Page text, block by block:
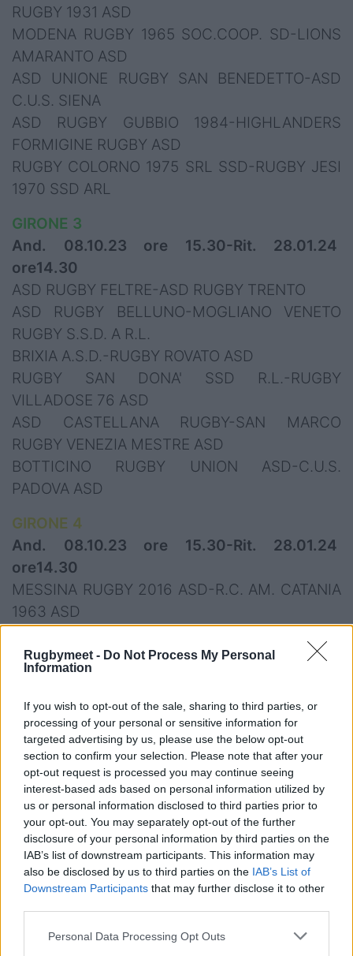
Rugbymeet - Do Not Process My Personal
Information
If you wish to opt-out of the sale, sharing to third parties, or
processing of your personal or sensitive information for
targeted advertising by us, please use the below opt-out
section to confirm your selection. Please note that after your
opt-out request is processed you may continue seeing
interest-based ads based on personal information utilized by
us or personal information disclosed to third parties prior to
your opt-out. You may separately opt-out of the further
disclosure of your personal information by third parties on the
IAB’s list of downstream participants. This information may
also be disclosed by us to third parties on the IAB’s List of
Downstream Participants that may further disclose it to other
Personal Data Processing Opt Outs
RUGBY 1931 ASD
MODENA RUGBY 1965 SOC.COOP. SD-LIONS
AMARANTO ASD
ASD UNIONE RUGBY SAN BENEDETTO-ASD
C.U.S. SIENA
ASD RUGBY GUBBIO 1984-HIGHLANDERS
FORMIGINE RUGBY ASD
RUGBY COLORNO 1975 SRL SSD-RUGBY JESI
1970 SSD ARL
GIRONE 3
And. 08.10.23 ore 15.30-Rit. 28.01.24
ore14.30
ASD RUGBY FELTRE-ASD RUGBY TRENTO
ASD RUGBY BELLUNO-MOGLIANO VENETO
RUGBY S.S.D. A R.L.
BRIXIA A.S.D.-RUGBY ROVATO ASD
RUGBY SAN DONA' SSD R.L.-RUGBY
VILLADOSE 76 ASD
ASD CASTELLANA RUGBY-SAN MARCO
RUGBY VENEZIA MESTRE ASD
BOTTICINO RUGBY UNION ASD-C.U.S.
PADOVA ASD
GIRONE 4
And. 08.10.23 ore 15.30-Rit. 28.01.24
ore14.30
MESSINA RUGBY 2016 ASD-R.C. AM. CATANIA
1963 ASD
CATANIA R.
US ROMA RUGBY SSD R.L.-COLLEFERRO R.
1965 SSD
LA RUGBY L’AQUILA 2021 SSD-RUGBY
PERUGIA SSD
US RUGBY BENEVENTO ASD -ASD ARECHI
RUGBY
FRASCATI RC 2015 SSD-U.R. CAPITOLINA ASD
CLICCA QUI PER IL CALENDARIO COMPLETO